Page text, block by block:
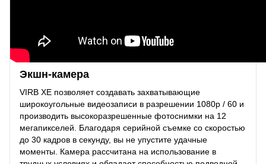
Экшн-камера
VIRB XE позволяет создавать захватывающие
широкоугольные видеозаписи в разрешении 1080p / 60 и
производить высокоразрешенные фотоснимки на 12
мегапикселей. Благодаря серийной съемке со скоростью
до 30 кадров в секунду, вы не упустите удачные
моменты. Камера рассчитана на использование в